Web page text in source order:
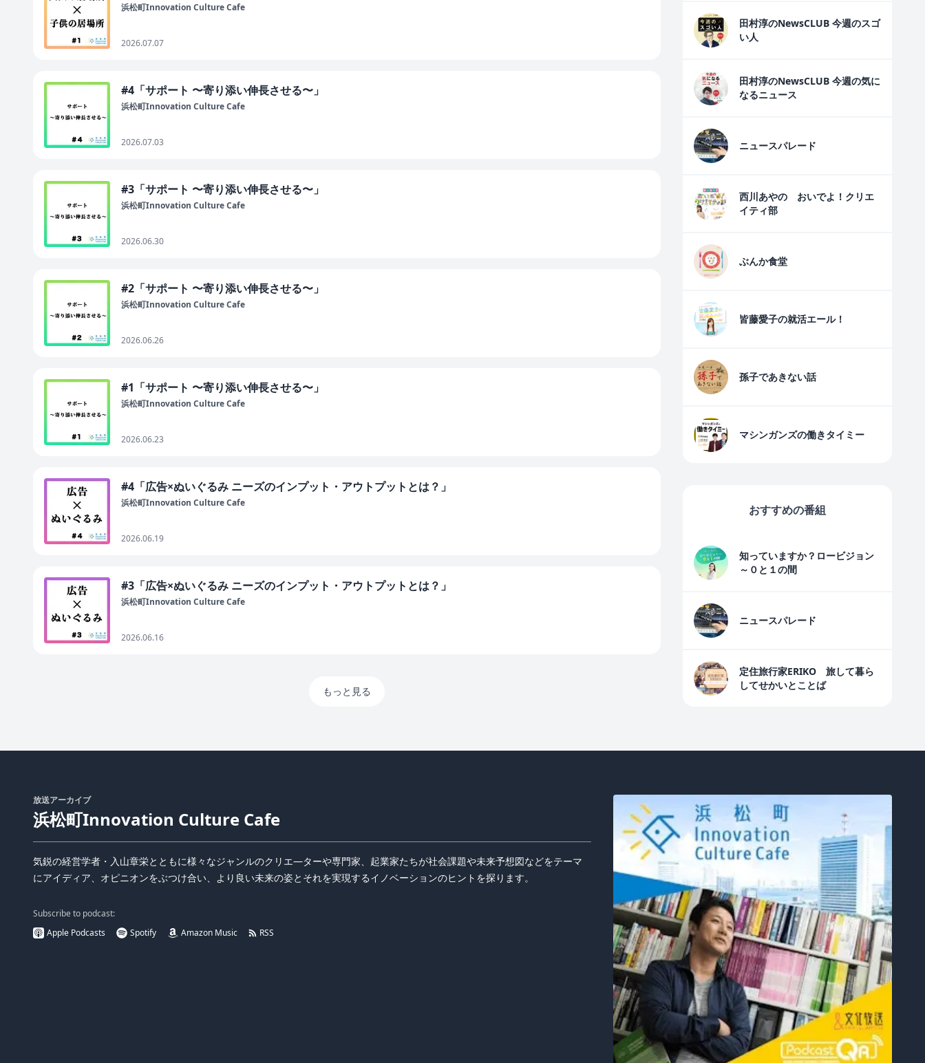
浜松町Innovation Culture Cafe
2026.07.07
#4「サポート 〜寄り添い伸長させる〜」
浜松町Innovation Culture Cafe
2026.07.03
#3「サポート 〜寄り添い伸長させる〜」
浜松町Innovation Culture Cafe
2026.06.30
#2「サポート 〜寄り添い伸長させる〜」
浜松町Innovation Culture Cafe
2026.06.26
#1「サポート 〜寄り添い伸長させる〜」
浜松町Innovation Culture Cafe
2026.06.23
#4「広告×ぬいぐるみ ニーズのインプット・アウトプットとは？」
浜松町Innovation Culture Cafe
2026.06.19
#3「広告×ぬいぐるみ ニーズのインプット・アウトプットとは？」
浜松町Innovation Culture Cafe
2026.06.16
もっと見る
田村淳のNewsCLUB 今週のスゴ
い人
田村淳のNewsCLUB 今週の気に
なるニュース
ニュースパレード
西川あやの おいでよ！クリエ
イティ部
ぶんか食堂
皆藤愛子の就活エール！
孫子であきない話
マシンガンズの働きタイミー
おすすめの番組
知っていますか？ロービジョン
～０と１の間
ニュースパレード
定住旅行家ERIKO 旅して暮ら
してせかいとことば
放送アーカイブ
浜松町Innovation Culture Cafe
気鋭の経営学者・入山章栄とともに様々なジャンルのクリエ―ターや専門家、起業家たちが社会課題や未来予想図などをテーマ
にアイディア、オピニオンをぶつけ合い、より良い未来の姿とそれを実現するイノベーションのヒントを探ります。
Subscribe to podcast:
Apple Podcasts
Spotify Amazon Music RSS